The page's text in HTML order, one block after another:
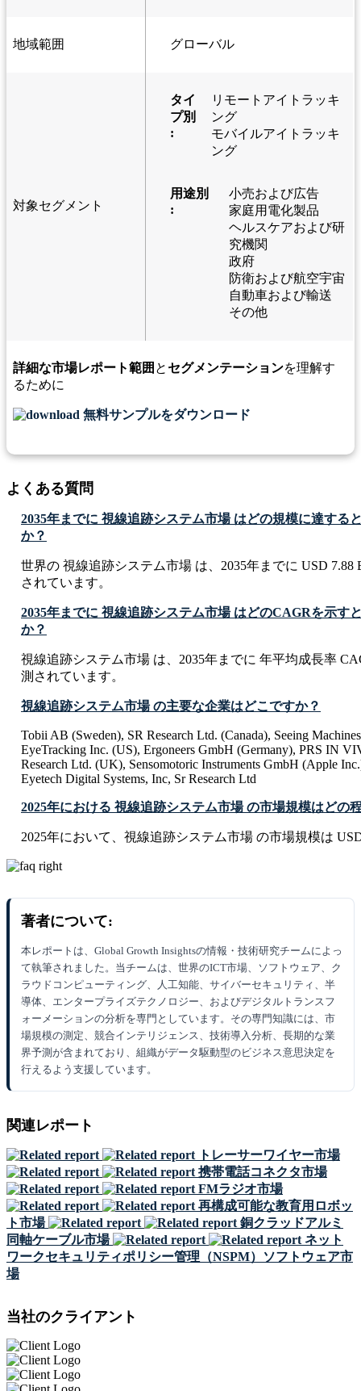
地域範囲 グローバル
対象セグメント
タイ
プ別
:
リモートアイトラッキ
ング
モバイルアイトラッキ
ング
用途別
:
小売および広告
家庭用電化製品
ヘルスケアおよび研
究機関
政府
防衛および航空宇宙
自動車および輸送
その他
詳細な市場レポート範囲 と セグメンテーションを理解す
るために
無料サンプルをダウンロード
よくある質問
2035年までに 視線追跡システム市場 はどの規模に達する
か？
世界の 視線追跡システム市場 は、2035年までに USD 7.88
されています。
2035年までに 視線追跡システム市場 はどのCAGRを示す
か？
視線追跡システム市場 は、2035年までに 年平均成長率
測されています。
視線追跡システム市場 の主要な企業はどこですか？
Tobii AB (Sweden), SR Research Ltd. (Canada), Seeing
EyeTracking Inc. (US), Ergoneers GmbH (Germany), PRS IN
Research Ltd. (UK), Sensomotoric Instruments GmbH (Apple
Eyetech Digital Systems, Inc, Sr Research Ltd
2025年における 視線追跡システム市場 の市場規模はどの
2025年において、視線追跡システム市場 の市場規模は
著者について:
本レポートは、Global Growth Insightsの情報・技術研究チームによっ
て執筆されました。当チームは、世界のICT市場、ソフトウェア、ク
ラウドコンピューティング、人工知能、サイバーセキュリティ、半
導体、エンタープライズテクノロジー、およびデジタルトランスフ
ォーメーションの分析を専門としています。その専門知識には、市
場規模の測定、競合インテリジェンス、技術導入分析、長期的な業
界予測が含まれており、組織がデータ駆動型のビジネス意思決定を
行えるよう支援しています。
関連レポート
トレーサーワイヤー市場
携帯電話コネクタ市場
FMラジオ市場
再構成可能な教育用ロボッ
ト市場
銅クラッドアルミ
同軸ケーブル市場
ネット
ワークセキュリティポリシー管理（NSPM）ソフトウェア市
場
当社のクライアント